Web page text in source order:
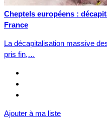
Cheptels européens :
France
La décapitalisation massive
pris fin,…
Ajouter à ma liste